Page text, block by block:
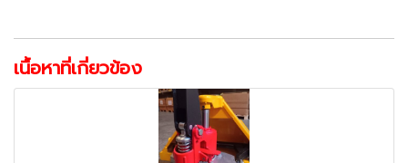
เนื้อหาที่เกี่ยวข้อง